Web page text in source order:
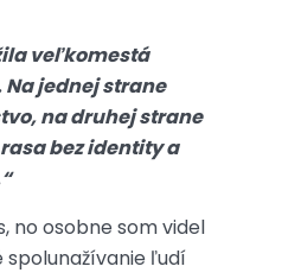
veľkomestá
jednej strane
na druhej strane
bez identity a
no osobne som videl
ľudí